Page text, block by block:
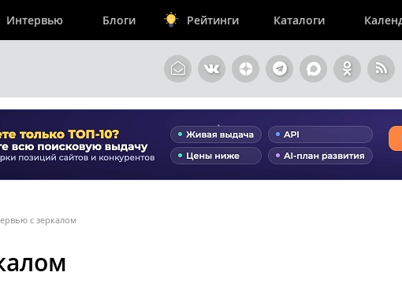
Интервью Блоги Рейтинги Каталоги
с зеркалом